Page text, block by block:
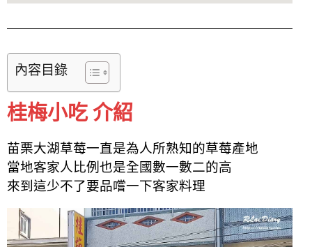
內容目錄
桂梅小吃 介紹
苗栗大湖草莓一直是為人所熟知的草莓產地
當地客家人比例也是全國數一數二的高
來到這少不了要品嚐一下客家料理